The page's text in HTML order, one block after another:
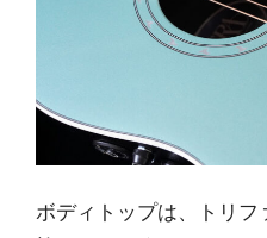
ボディトップは、トリ